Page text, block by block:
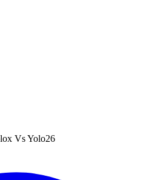
Vs Yolo26